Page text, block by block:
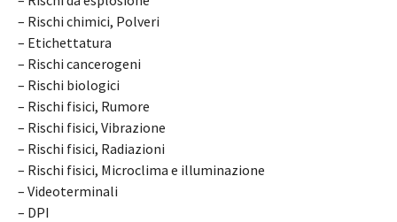
– Rischi chimici, Polveri
– Etichettatura
– Rischi cancerogeni
– Rischi biologici
– Rischi fisici, Rumore
– Rischi fisici, Vibrazione
– Rischi fisici, Radiazioni
– Rischi fisici, Microclima e illuminazione
– Videoterminali
– DPI